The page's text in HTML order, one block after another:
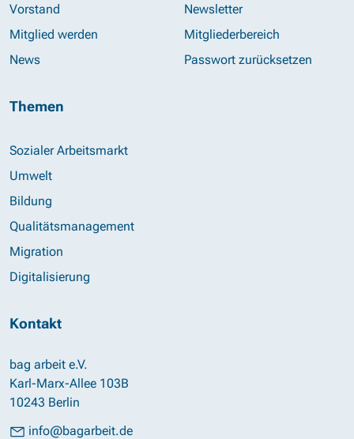
Vorstand
Mitglied werden
News
Newsletter
Mitgliederbereich
Passwort zurücksetzen
Themen
Sozialer Arbeitsmarkt
Umwelt
Bildung
Qualitätsmanagement
Migration
Digitalisierung
Kontakt
bag arbeit e.V.
Karl-Marx-Allee 103B
10243 Berlin
info@bagarbeit.de